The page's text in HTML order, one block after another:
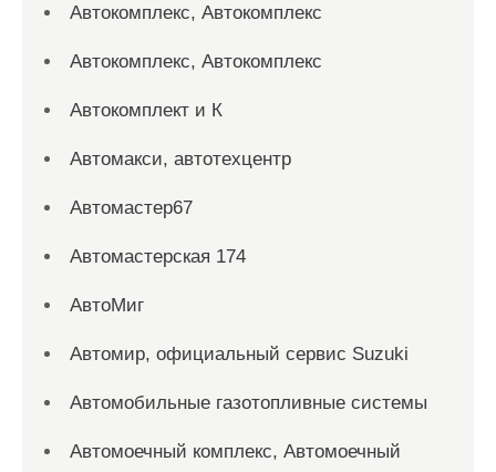
Автокомплекс, Автокомплекс
Автокомплекс, Автокомплекс
Автокомплект и К
Автомакси, автотехцентр
Автомастер67
Автомастерская 174
АвтоМиг
Автомир, официальный сервис Suzuki
Автомобильные газотопливные системы
Автомоечный комплекс, Автомоечный